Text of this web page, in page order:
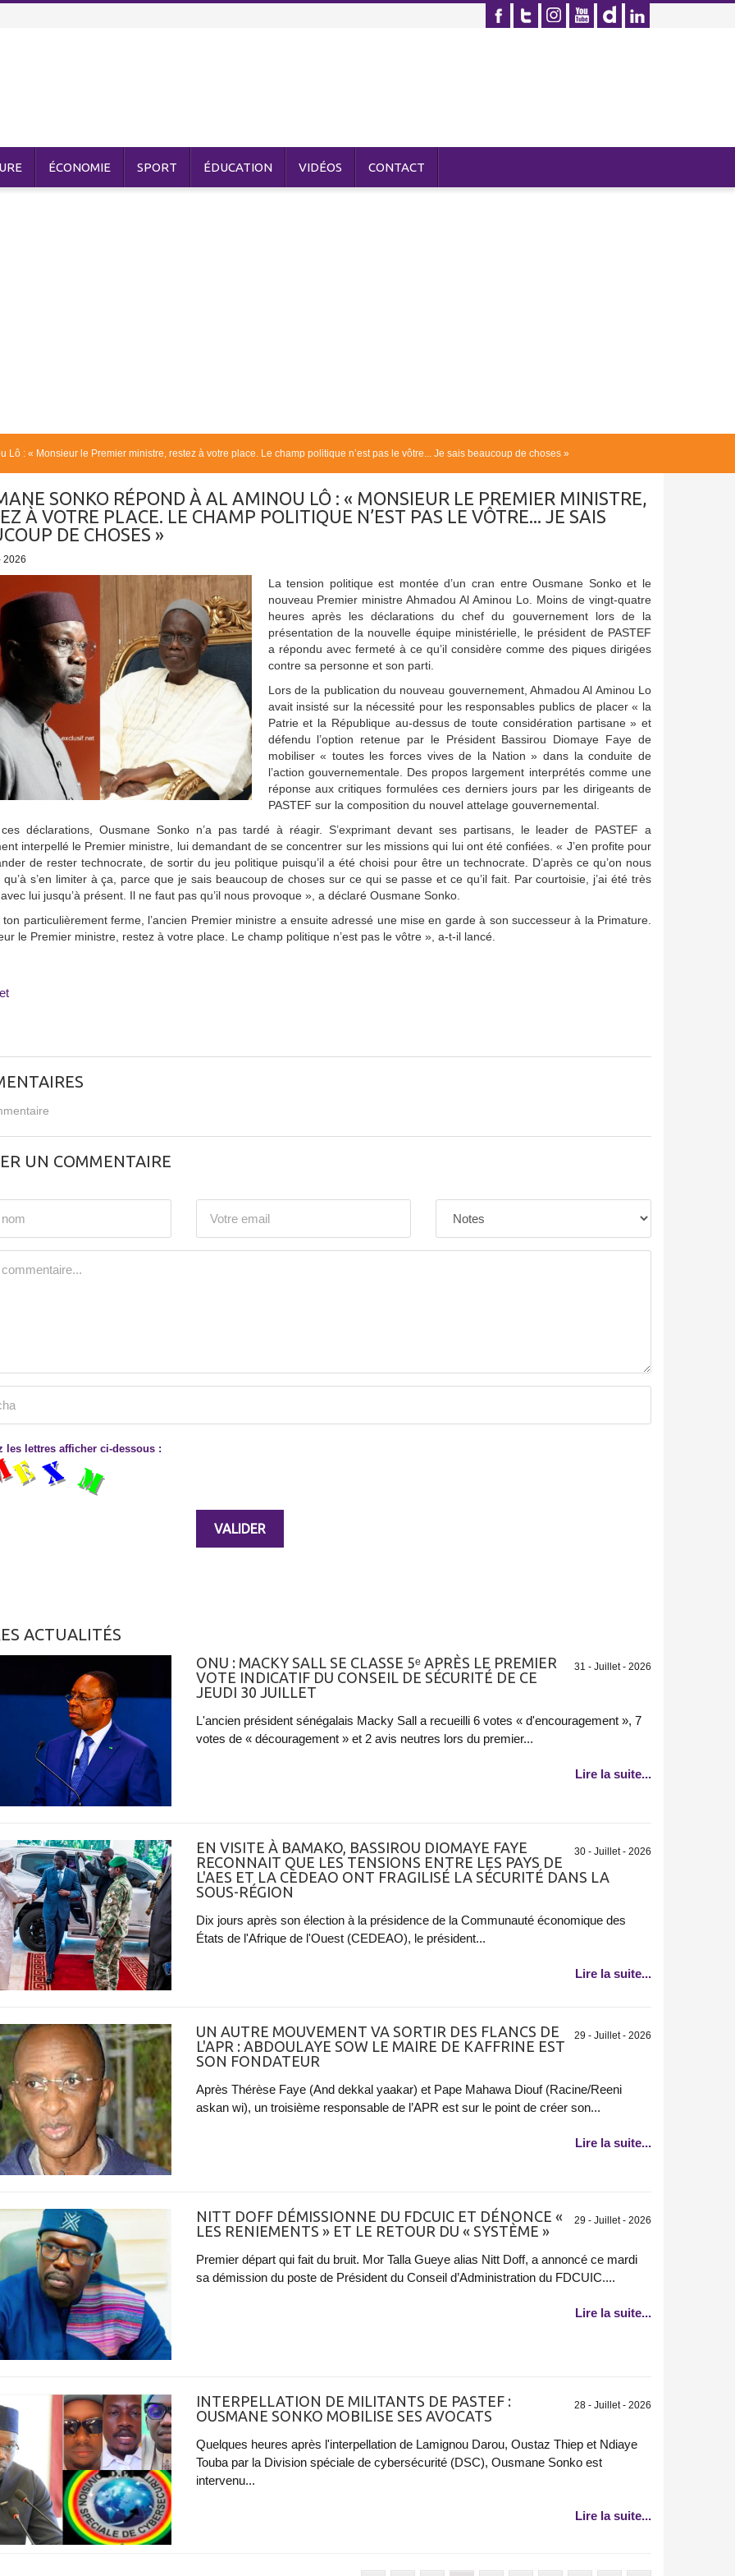
ÉCONOMIE SPORT ÉDUCATION VIDÉOS CONTACT
Lô : « Monsieur le Premier ministre, restez à votre place. Le champ politique n’est pas le vôtre... Je sais beaucoup de choses »
SONKO RÉPOND À AL AMINOU LÔ : « MONSIEUR LE PREMIER MINISTRE,
À VOTRE PLACE. LE CHAMP POLITIQUE N’EST PAS LE VÔTRE... JE SAIS
DE CHOSES »
2026
La tension politique est montée d’un cran entre Ousmane Sonko et le
nouveau Premier ministre Ahmadou Al Aminou Lo. Moins de vingt-quatre
heures après les déclarations du chef du gouvernement lors de la
présentation de la nouvelle équipe ministérielle, le président de PASTEF
a répondu avec fermeté à ce qu’il considère comme des piques dirigées
contre sa personne et son parti.
Lors de la publication du nouveau gouvernement, Ahmadou Al Aminou Lo
avait insisté sur la nécessité pour les responsables publics de placer « la
Patrie et la République au-dessus de toute considération partisane » et
défendu l’option retenue par le Président Bassirou Diomaye Faye de
mobiliser « toutes les forces vives de la Nation » dans la conduite de
l’action gouvernementale. Des propos largement interprétés comme une
réponse aux critiques formulées ces derniers jours par les dirigeants de
PASTEF sur la composition du nouvel attelage gouvernemental.
déclarations, Ousmane Sonko n’a pas tardé à réagir. S’exprimant devant ses partisans, le leader de PASTEF a
interpellé le Premier ministre, lui demandant de se concentrer sur les missions qui lui ont été confiées. « J’en profite pour
de rester technocrate, de sortir du jeu politique puisqu’il a été choisi pour être un technocrate. D’après ce qu’on nous
qu’à s’en limiter à ça, parce que je sais beaucoup de choses sur ce qui se passe et ce qu’il fait. Par courtoisie, j’ai été très
lui jusqu’à présent. Il ne faut pas qu’il nous provoque », a déclaré Ousmane Sonko.
ton particulièrement ferme, l’ancien Premier ministre a ensuite adressé une mise en garde à son successeur à la Primature.
le Premier ministre, restez à votre place. Le champ politique n’est pas le vôtre », a-t-il lancé.
UN COMMENTAIRE
les lettres afficher ci-dessous :
ACTUALITÉS
31 - Juillet - 2026
ONU : MACKY SALL SE CLASSE 5ᵉ APRÈS LE PREMIER
VOTE INDICATIF DU CONSEIL DE SÉCURITÉ DE CE
JEUDI 30 JUILLET
L'ancien président sénégalais Macky Sall a recueilli 6 votes « d'encouragement », 7
votes de « découragement » et 2 avis neutres lors du premier...
Lire la suite...
30 - Juillet - 2026
EN VISITE À BAMAKO, BASSIROU DIOMAYE FAYE
RECONNAIT QUE LES TENSIONS ENTRE LES PAYS DE
L'AES ET LA CEDEAO ONT FRAGILISÉ LA SÉCURITÉ DANS LA
SOUS-RÉGION
Dix jours après son élection à la présidence de la Communauté économique des
États de l'Afrique de l'Ouest (CEDEAO), le président...
Lire la suite...
29 - Juillet - 2026
UN AUTRE MOUVEMENT VA SORTIR DES FLANCS DE
L'APR : ABDOULAYE SOW LE MAIRE DE KAFFRINE EST
SON FONDATEUR
Après Thérèse Faye (And dekkal yaakar) et Pape Mahawa Diouf (Racine/Reeni
askan wi), un troisième responsable de l’APR est sur le point de créer son...
Lire la suite...
29 - Juillet - 2026
NITT DOFF DÉMISSIONNE DU FDCUIC ET DÉNONCE «
LES RENIEMENTS » ET LE RETOUR DU « SYSTÈME »
Premier départ qui fait du bruit. Mor Talla Gueye alias Nitt Doff, a annoncé ce mardi
sa démission du poste de Président du Conseil d’Administration du FDCUIC....
Lire la suite...
28 - Juillet - 2026
INTERPELLATION DE MILITANTS DE PASTEF :
OUSMANE SONKO MOBILISE SES AVOCATS
Quelques heures après l'interpellation de Lamignou Darou, Oustaz Thiep et Ndiaye
Touba par la Division spéciale de cybersécurité (DSC), Ousmane Sonko est
intervenu...
Lire la suite...